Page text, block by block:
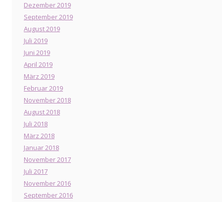
Dezember 2019
September 2019
August 2019
Juli 2019
Juni 2019
April 2019
März 2019
Februar 2019
November 2018
August 2018
Juli 2018
März 2018
Januar 2018
November 2017
Juli 2017
November 2016
September 2016